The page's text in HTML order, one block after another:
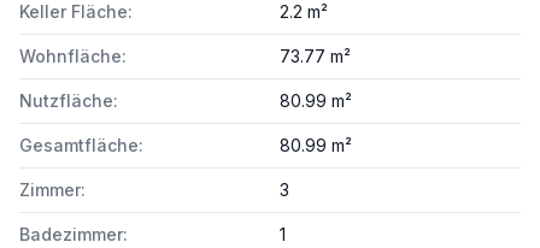
Keller Fläche: 2.2 m²
Wohnfläche: 73.77 m²
Nutzfläche: 80.99 m²
Gesamtfläche: 80.99 m²
Zimmer: 3
Badezimmer: 1